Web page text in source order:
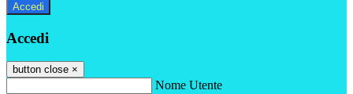
Accedi
Accedi
button close ×
Nome Utente